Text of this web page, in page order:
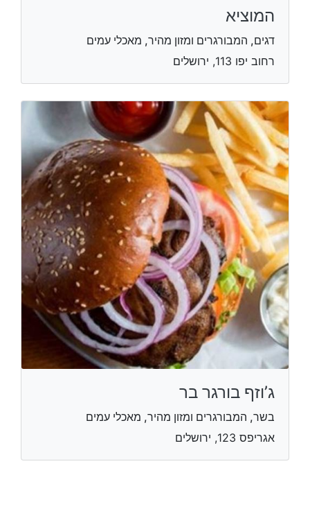
המוציא
דגים, המבורגרים ומזון מהיר, מאכלי עמים
רחוב יפו 113, ירושלים
ג’וזף בורגר בר
בשר, המבורגרים ומזון מהיר, מאכלי עמים
אגריפס 123, ירושלים